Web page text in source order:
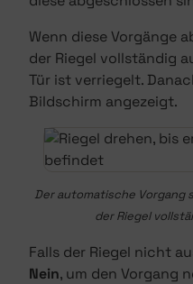
Wenn diese Vorgänge
der Riegel vollständig
Tür ist verriegelt.
Bildschirm angezeigt.
Der automatische Vorgang
der Riegel
Falls der Riegel nicht
Nein, um den Vorgang